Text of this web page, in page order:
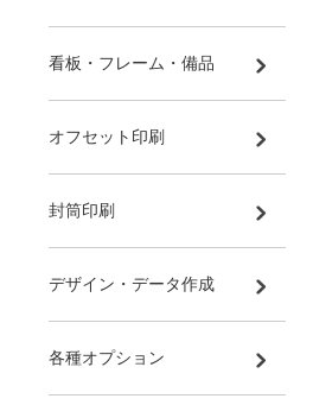
看板・フレーム・備品
オフセット印刷
封筒印刷
デザイン・データ作成
各種オプション